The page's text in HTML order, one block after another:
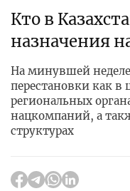
Кто в
назначения
На минувшей
перестановки как в
региональных
нацкомпаний, а
структурах